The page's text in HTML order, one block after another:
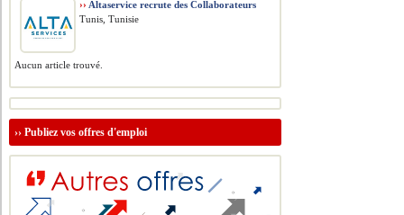
›› Altaservice recrute des Collaborateurs
Tunis, Tunisie
Aucun article trouvé.
››Publiez vos offres d'emploi